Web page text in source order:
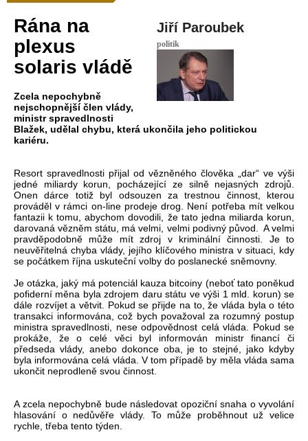
Jiří Paroubek
politik
Rána na
plexus
solaris vládě
Zcela nepochybně
nejschopnější člen vlády,
ministr spravedlnosti
Blažek, udělal chybu, která ukončila jeho politickou
kariéru.
Resort spravedlnosti přijal od vězněného člověka „dar“ ve výši
jedné miliardy korun, pocházející ze silně nejasných zdrojů.
Onen dárce totiž byl odsouzen za trestnou činnost, kterou
prováděl v rámci on-line prodeje drog. Není potřeba mít velkou
fantazii k tomu, abychom dovodili, že tato jedna miliarda korun,
darovaná vězněm státu, má velmi, velmi podivný původ. A velmi
pravděpodobně může mít zdroj v kriminální činnosti. Je to
neuvěřitelná chyba vlády, jejího klíčového ministra v situaci, kdy
se počátkem října uskuteční volby do poslanecké sněmovny.
Je otázka, jaký má potenciál kauza bitcoiny (neboť tato poněkud
pofiderní měna byla zdrojem daru státu ve výši 1 mld. korun) se
dále rozvíjet a větvit. Pokud se přijde na to, že vláda byla o této
transakci informována, což bych považoval za rozumný postup
ministra spravedlnosti, nese odpovědnost celá vláda. Pokud se
prokáže, že o celé věci byl informován ministr financí či
předseda vlády, anebo dokonce oba, je to stejné, jako kdyby
byla informována celá vláda. V tom případě by měla vláda sama
ukončit neprodleně svou činnost.
A zcela nepochybně bude následovat opoziční snaha o vyvolání
hlasování o nedůvěře vlády. To může proběhnout už velice
rychle, třeba tento týden.